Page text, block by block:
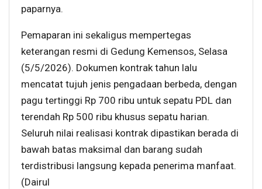
paparnya.
Pemaparan ini sekaligus mempertegas
keterangan resmi di Gedung Kemensos, Selasa
(5/5/2026). Dokumen kontrak tahun lalu
mencatat tujuh jenis pengadaan berbeda, dengan
pagu tertinggi Rp 700 ribu untuk sepatu PDL dan
terendah Rp 500 ribu khusus sepatu harian.
Seluruh nilai realisasi kontrak dipastikan berada di
bawah batas maksimal dan barang sudah
terdistribusi langsung kepada penerima manfaat.
(Dairul